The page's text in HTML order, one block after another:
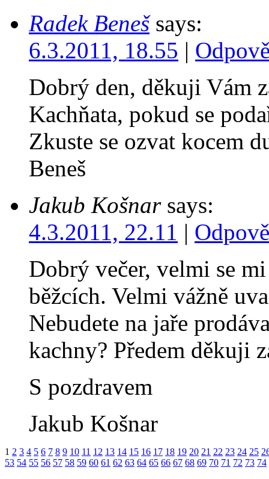
Radek Beneš says:
6.3.2011, 18.55 |
Dobrý den, děkuji Vám
Kachňata, pokud se
Zkuste se ozvat kocem
Beneš
Jakub Košnar says:
4.3.2011, 22.11 |
Dobrý večer, velmi se
běžcích. Velmi vážně
Nebudete na jaře
kachny? Předem děkuji
S pozdravem
Jakub Košnar
1 2 3 4 5 6 7 8 9 10 11 12 13 14 15 16 17 18 19 20 21 22 23 24 25
53 54 55 56 57 58 59 60 61 62 63 64 65 66 67 68 69 70 71 72 73 74